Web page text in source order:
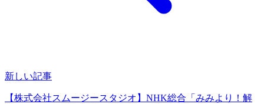
新しい記事
【株式会社スムージースタジオ】NHK総合「みみより！解